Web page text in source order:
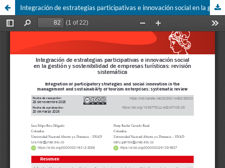
Integración de estrategias participativas e innovación social en la gestión y sostenibilidad de empresas turísticas: revisión sistemática